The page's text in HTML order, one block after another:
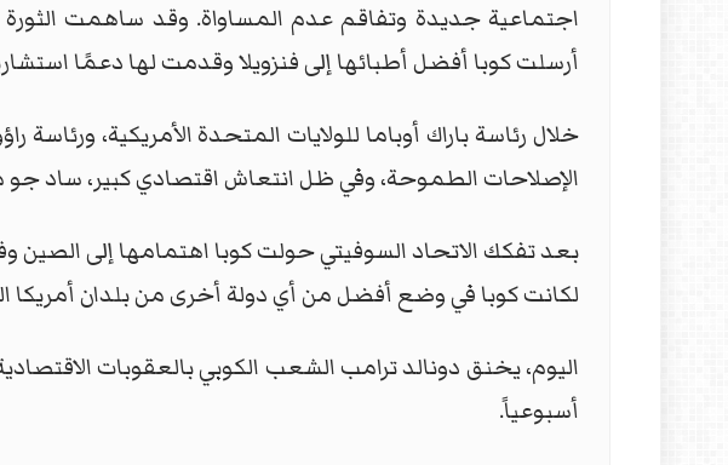
اجتماعية جديدة وتفاقم عدم المساواة. وقد ساهمت الثورة
أرسلت كوبا أفضل أطبائها إلى فنزويلا وقدمت لها دعمًا
خلال رئاسة باراك أوباما للولايات المتحدة الأمريكية،
الإصلاحات الطموحة، وفي ظل انتعاش اقتصادي كبير، ساد جو
بعد تفكك الاتحاد السوفيتي حولت كوبا اهتمامها إلى الصين
لكانت كوبا في وضع أفضل من أي دولة أخرى من بلدان أمريكا
اليوم، يخنق دونالد ترامب الشعب الكوبي بالعقوبات
أسبوعياً.